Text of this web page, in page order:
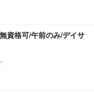
資格可/午前のみ/デイサ